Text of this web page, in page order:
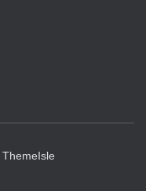
ThemeIsle